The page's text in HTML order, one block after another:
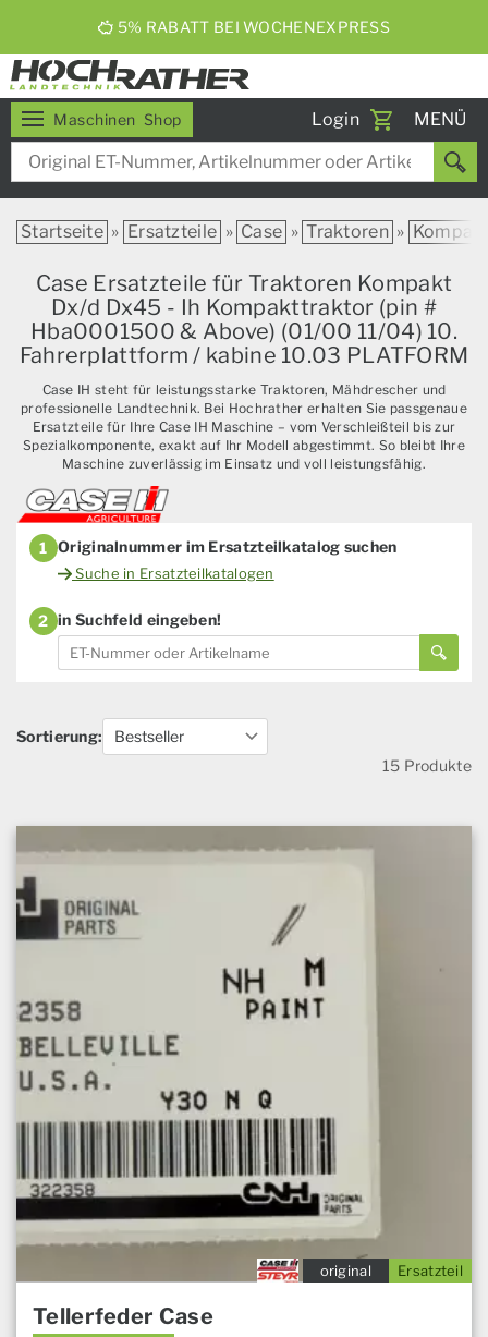
5% RABATT BEI WOCHENEXPRESS
Maschinen Shop Login
Toggle
MENÜ
Startseite » Ersatzteile » Case » Traktoren »
Case Ersatzteile für Traktoren Kompakt
Dx/d Dx45 - Ih Kompakttraktor (pin #
Hba0001500 & Above) (01/00 11/04) 10.
Fahrerplattform / kabine 10.03 PLATFORM
Case IH steht für leistungsstarke Traktoren, Mähdrescher und
professionelle Landtechnik. Bei Hochrather erhalten Sie passgenaue
Ersatzteile für Ihre Case IH Maschine – vom Verschleißteil bis zur
Spezialkomponente, exakt auf Ihr Modell abgestimmt. So bleibt Ihre
Maschine zuverlässig im Einsatz und voll leistungsfähig.
1 Originalnummer im Ersatzteilkatalog suchen
Suche in Ersatzteilkatalogen
2 in Suchfeld eingeben!
Sortierung:
15 Produkte
Ersatzteil
original
Tellerfeder Case